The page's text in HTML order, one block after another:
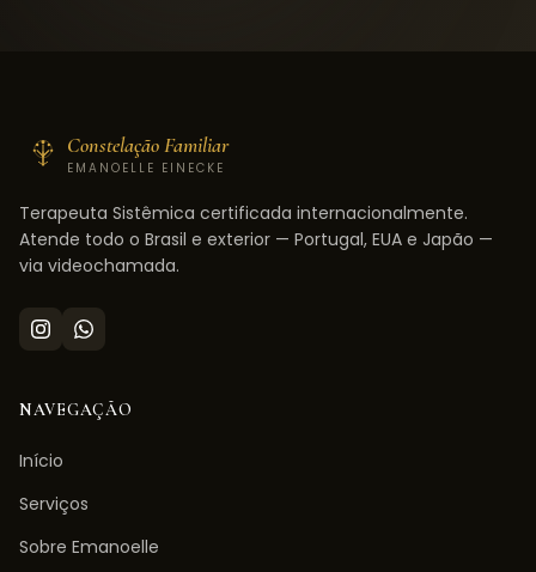
Constelação Familiar
EMANOELLE EINECKE
Terapeuta Sistêmica certificada internacionalmente.
Atende todo o Brasil e exterior — Portugal, EUA e Japão —
via videochamada.
NAVEGAÇÃO
Início
Serviços
Sobre Emanoelle